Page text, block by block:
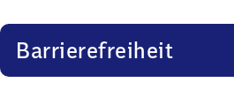
Barrierefreiheit